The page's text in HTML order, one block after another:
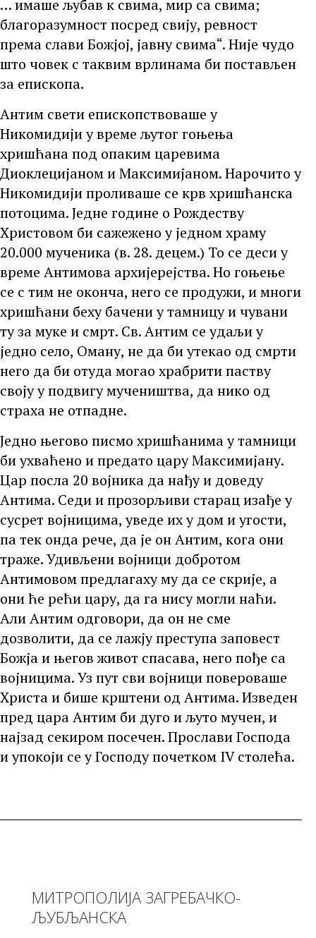
… имаше љубав к свима, мир са свима;
благоразумност посред свију, ревност
према слави Божјој, јавну свима“. Није чудо
што човек с таквим врлинама би постављен
за епископа.
Антим свети епископствоваше у
Никомидији у време љутог гоњења
хришћана под опаким царевима
Диоклецијаном и Максимијаном. Нарочито у
Никомидији проливаше се крв хришћанска
потоцима. Једне године о Рождеству
Христовом би сажежено у једном храму
20.000 мученика (в. 28. децем.) То се деси у
време Антимова архијерејства. Но гоњење
се с тим не оконча, него се продужи, и многи
хришћани беху бачени у тамницу и чувани
ту за муке и смрт. Св. Антим се удаљи у
једно село, Оману, не да би утекао од смрти
него да би отуда могао храбрити паству
своју у подвигу мучеништва, да нико од
страха не отпадне.
Једно његово писмо хришћанима у тамници
би ухваћено и предато цару Максимијану.
Цар посла 20 војника да нађу и доведу
Антима. Седи и прозорљиви старац изађе у
сусрет војницима, уведе их у дом и угости,
па тек онда рече, да је он Антим, кога они
траже. Удивљени војници добротом
Антимовом предлагаху му да се скрије, а
они ће рећи цару, да га нису могли наћи.
Али Антим одговори, да он не сме
дозволити, да се лажју преступа заповест
Божја и његов живот спасава, него пође са
војницима. Уз пут сви војници повероваше
Христа и бише крштени од Антима. Изведен
пред цара Антим би дуго и љуто мучен, и
најзад секиром посечен. Прослави Господа
и упокоји се у Господу почетком IV столећа.
МИТРОПОЛИЈА ЗАГРЕБАЧКО-
ЉУБЉАНСКА